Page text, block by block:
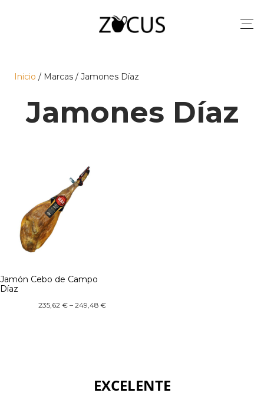
Inicio / Marcas / Jamones Díaz
Jamones Díaz
Jamón Cebo de Campo
Díaz
235,62€ –249,48€
EXCELENTE